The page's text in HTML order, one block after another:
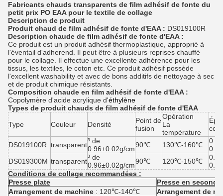
Fabricants chauds transparents de film adhésif de fonte du
petit prix PO EAA pour le textile de collage
Description de produit
Produit chaud de film adhésif de fonte d'EAA : DS019100R
Description chaude de film adhésif de fonte d'EAA :
Ce produit est un produit adhésif thermoplastique, approprié à
l'éventail d'adherend. Il peut être à plusieurs reprises chauffé
pour le collage. Il effectue une excellente adhérence pour les
tissus, les textiles, le coton etc. Ce produit adhésif possède
l'excellent washability et avec de bons additifs de nettoyage à sec
et de produit chimique résistants.
Composition chaude en film adhésif de fonte d'EAA :
Copolymère d'acide acrylique d'éthylène
Types de produit chauds de film adhésif de fonte d'EAA
Type Couleur Densité
Point de
fusion
Opération
La
température
DS019100R transparent³ de
0.96±0.02g/cm90℃ 130℃-160℃
DS019300M transparent³ de
0.96±0.02g/cm90℃ 120℃-150℃
Conditions de collage recommandées :
Presse plate
Presse en second
Arrangement de machine : 120℃-140℃
Arrangement de